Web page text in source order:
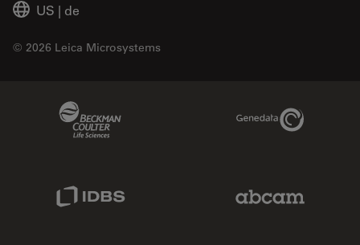
US | de
© 2026 Leica Microsystems
Genedata Link